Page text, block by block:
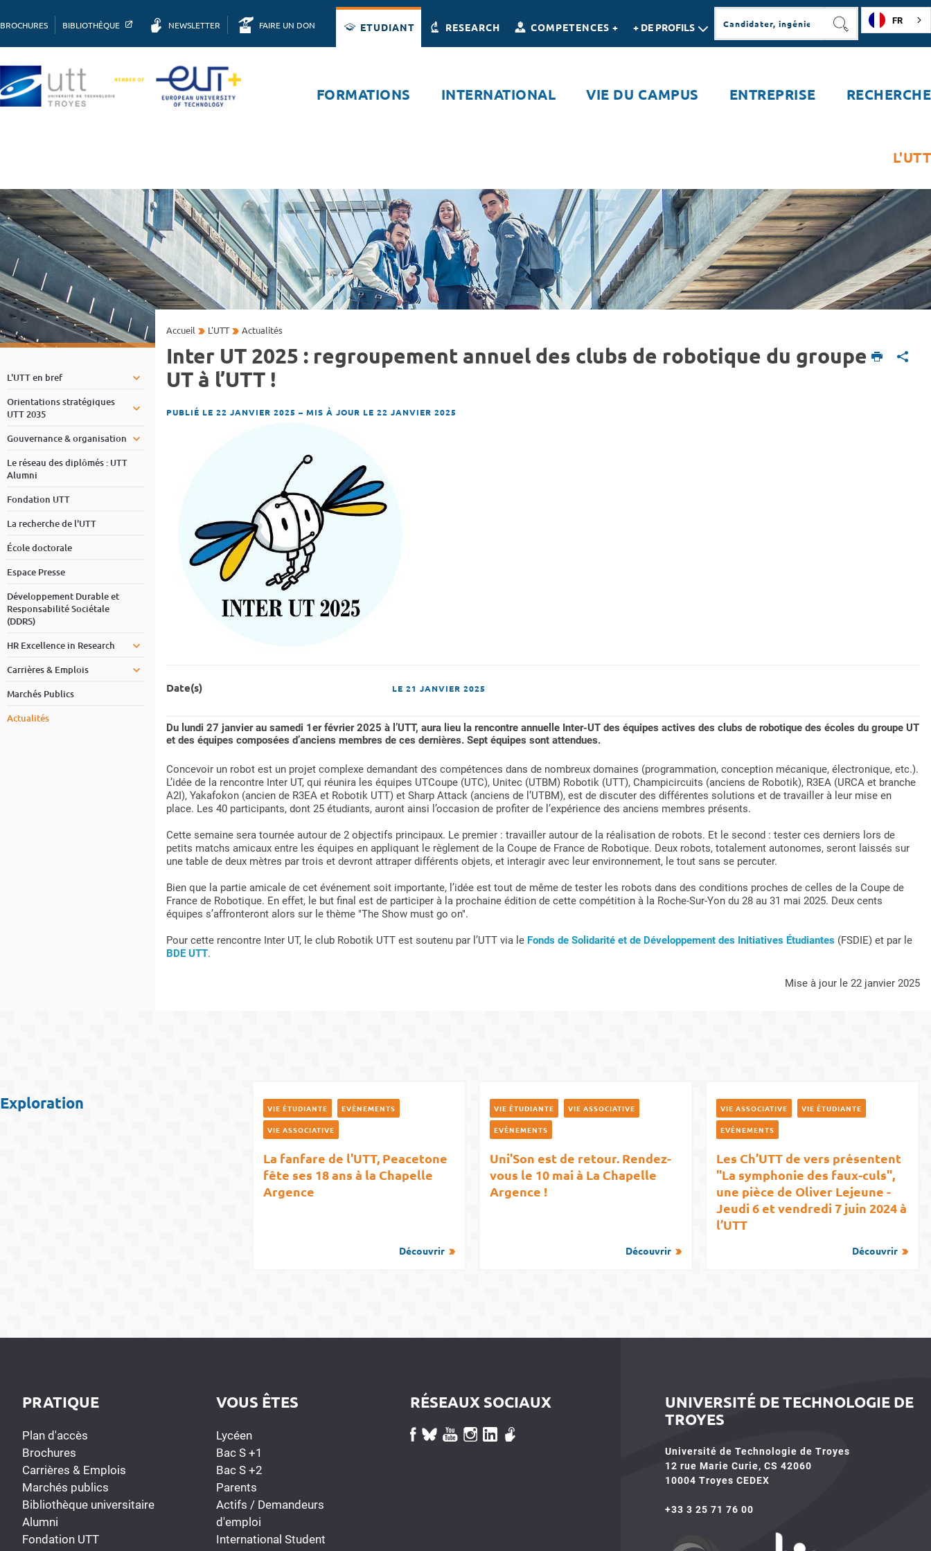
BROCHURES BIBLIOTHÈQUE NEWSLETTER FAIRE UN DON ETUDIANT RESEARCH COMPETENCES + + DE PROFILS
RECHERCHER
FR
FORMATIONS INTERNATIONAL VIE DU CAMPUS ENTREPRISE RECHERCHE
L'UTT
L'UTT en bref
Orientations stratégiques
UTT 2035
Gouvernance & organisation
Le réseau des diplômés : UTT
Alumni
Fondation UTT
La recherche de l'UTT
École doctorale
Espace Presse
Développement Durable et
Responsabilité Sociétale
(DDRS)
HR Excellence in Research
Carrières & Emplois
Marchés Publics
Actualités
Accueil L'UTT Actualités
Inter UT 2025 : regroupement annuel des clubs de robotique du groupe
UT à l’UTT !
PUBLIÉ LE 22 JANVIER 2025 – MIS À JOUR LE 22 JANVIER 2025
Date(s) LE 21 JANVIER 2025
Du lundi 27 janvier au samedi 1er février 2025 à l’UTT, aura lieu la rencontre annuelle Inter-UT des équipes actives des clubs de robotique des écoles du groupe UT
et des équipes composées d’anciens membres de ces dernières. Sept équipes sont attendues.
Concevoir un robot est un projet complexe demandant des compétences dans de nombreux domaines (programmation, conception mécanique, électronique, etc.).
L’idée de la rencontre Inter UT, qui réunira les équipes UTCoupe (UTC), Unitec (UTBM) Robotik (UTT), Champicircuits (anciens de Robotik), R3EA (URCA et branche
A2I), Yakafokon (ancien de R3EA et Robotik UTT) et Sharp Attack (anciens de l’UTBM), est de discuter des différentes solutions et de travailler à leur mise en
place. Les 40 participants, dont 25 étudiants, auront ainsi l’occasion de profiter de l’expérience des anciens membres présents.
Cette semaine sera tournée autour de 2 objectifs principaux. Le premier : travailler autour de la réalisation de robots. Et le second : tester ces derniers lors de
petits matchs amicaux entre les équipes en appliquant le règlement de la Coupe de France de Robotique. Deux robots, totalement autonomes, seront laissés sur
une table de deux mètres par trois et devront attraper différents objets, et interagir avec leur environnement, le tout sans se percuter.
Bien que la partie amicale de cet événement soit importante, l’idée est tout de même de tester les robots dans des conditions proches de celles de la Coupe de
France de Robotique. En effet, le but final est de participer à la prochaine édition de cette compétition à la Roche-Sur-Yon du 28 au 31 mai 2025. Deux cents
équipes s’affronteront alors sur le thème "The Show must go on".
Pour cette rencontre Inter UT, le club Robotik UTT est soutenu par l’UTT via le Fonds de Solidarité et de Développement des Initiatives Étudiantes (FSDIE) et par le
BDE UTT.
mise à jour le 22 janvier 2025
Exploration VIE ÉTUDIANTE EVÉNEMENTS
VIE ASSOCIATIVE
La fanfare de l'UTT, Peacetone
fête ses 18 ans à la Chapelle
Argence
Découvrir
VIE ÉTUDIANTE VIE ASSOCIATIVE
EVÉNEMENTS
Uni'Son est de retour. Rendez-
vous le 10 mai à La Chapelle
Argence !
Découvrir
VIE ASSOCIATIVE VIE ÉTUDIANTE
EVÉNEMENTS
Les Ch’UTT de vers présentent
"La symphonie des faux-culs",
une pièce de Oliver Lejeune -
Jeudi 6 et vendredi 7 juin 2024 à
l’UTT
Découvrir
PRATIQUE
Plan d'accès
Brochures
Carrières & Emplois
Marchés publics
Bibliothèque universitaire
Alumni
Fondation UTT
VOUS ÊTES
Lycéen
Bac S +1
Bac S +2
Parents
Actifs / Demandeurs
d'emploi
International Student
RÉSEAUX SOCIAUX
UNIVERSITÉ DE TECHNOLOGIE DE
TROYES
Université de Technologie de Troyes
12 rue Marie Curie, CS 42060
10004 Troyes CEDEX
+33 3 25 71 76 00